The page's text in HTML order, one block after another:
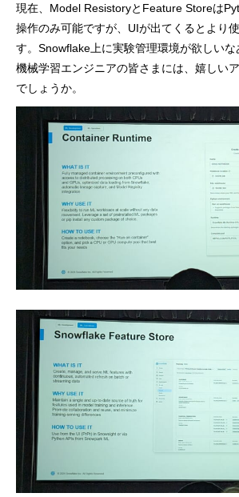
現在、Model ResistoryとFeature Storeは
操作のみ可能ですが、UIが出てくるとより
す。Snowflake上に実験管理環境が欲しい
機械学習エンジニアの皆さまには、嬉しい
でしょうか。